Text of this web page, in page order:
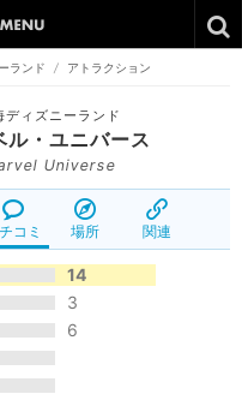
ランド / アトラクション
ディズニーランド
ル・ユニバース
Universe
コミ 場所 関連
14
3
6